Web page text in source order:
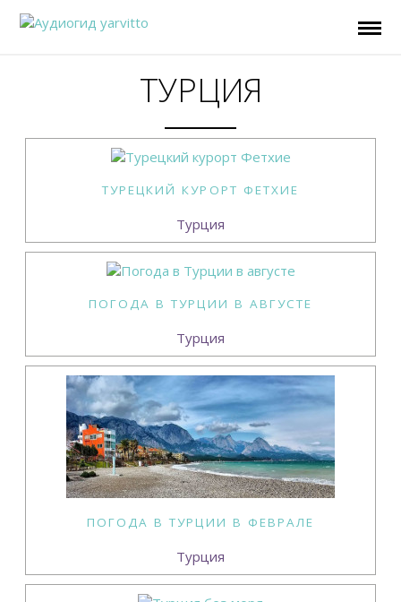
ТУРЦИЯ
ТУРЕЦКИЙ КУРОРТ ФЕТХИЕ
Турция
ПОГОДА В ТУРЦИИ В АВГУСТЕ
Турция
ПОГОДА В ТУРЦИИ В ФЕВРАЛЕ
Турция